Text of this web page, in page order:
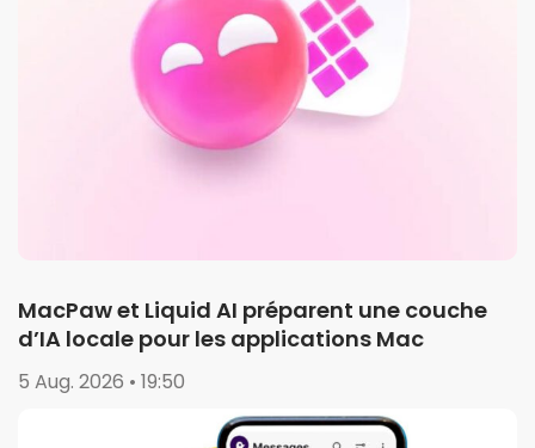
MacPaw et Liquid AI préparent une couche
d’IA locale pour les applications Mac
5 Aug. 2026 • 19:50